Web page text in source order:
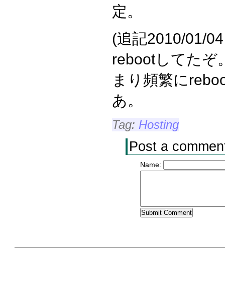
定。
(追記2010/01/
rebootしてたぞ
まり頻繁に
あ。
Tag: Hosting
Post a
Name: